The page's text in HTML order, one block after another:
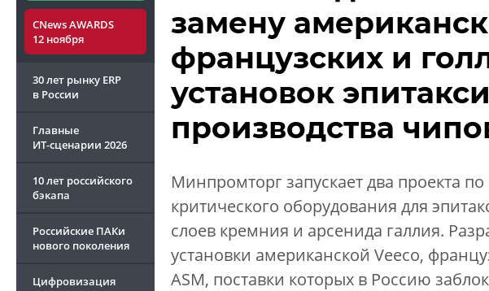
CNews AWARDS
12 ноября
30 лет рынку ERP
в России
Главные
ИТ-сценарии 2026
10 лет российского
бэкапа
Российские ПАКи
нового поколения
Цифровизация
замену
французских и
установок
производства
Минпромторг запускает два проекта
критического оборудования для
слоев кремния и арсенида галлия.
установки американской Veeco,
ASM, поставки которых в Россию